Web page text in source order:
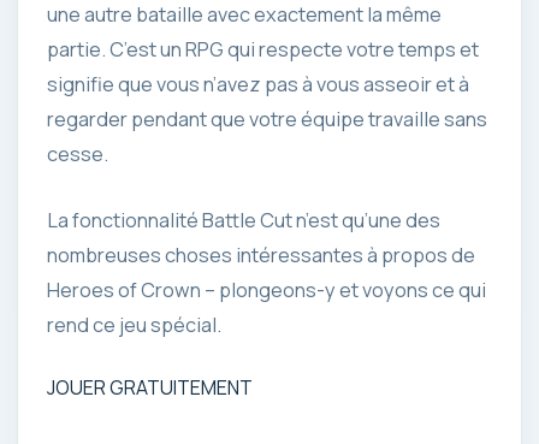
une autre bataille avec exactement la même
partie. C’est un RPG qui respecte votre temps et
signifie que vous n’avez pas à vous asseoir et à
regarder pendant que votre équipe travaille sans
cesse.
La fonctionnalité Battle Cut n’est qu’une des
nombreuses choses intéressantes à propos de
Heroes of Crown – plongeons-y et voyons ce qui
rend ce jeu spécial.
JOUER GRATUITEMENT